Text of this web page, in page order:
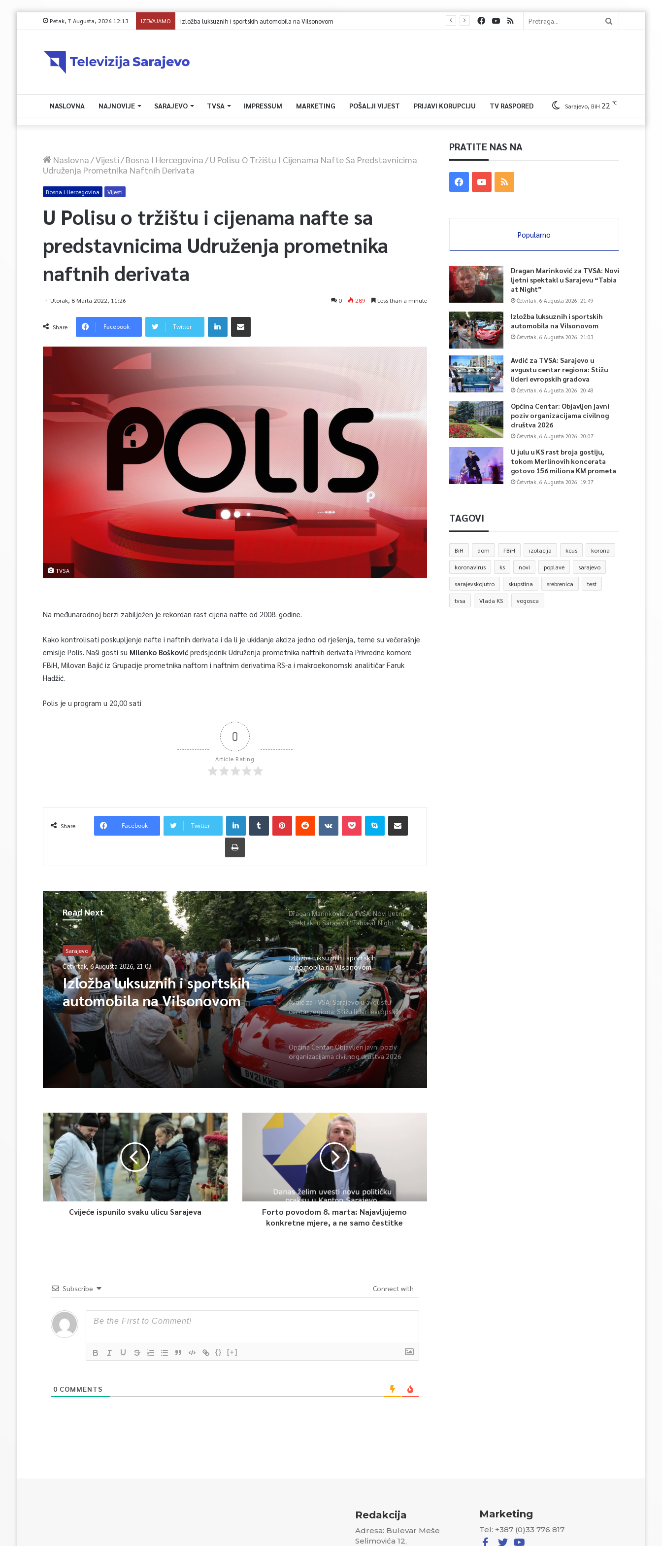
Petak, 7 Augusta, 2026 12:13 IZDVAJAMO Izložba luksuznih i sportskih automobila na Vilsonovom
NASLOVNA NAJNOVIJE SARAJEVO TVSA IMPRESSUM MARKETING POŠALJI VIJEST PRIJAVI KORUPCIJU TV RASPORED Sarajevo, BiH 22 ℃
Naslovna/Vijesti/Bosna I Hercegovina/U Polisu O Tržištu I Cijenama Nafte Sa Predstavnicima
Udruženja Prometnika Naftnih Derivata
Bosna i Hercegovina Vijesti
U Polisu o tržištu i cijenama nafte sa
predstavnicima Udruženja prometnika
naftnih derivata
Utorak, 8 Marta 2022, 11:26 0 289 Less than a minute
Share Facebook Twitter
TVSA
Na međunarodnoj berzi zabilježen je rekordan rast cijena nafte od 2008. godine.
Kako kontrolisati poskupljenje nafte i naftnih derivata i da li je ukidanje akciza jedno od rješenja, teme su večerašnje
emisije Polis. Naši gosti su Milenko Boškovićpredsjednik Udruženja prometnika naftnih derivata Privredne komore
FBiH, Milovan Bajić iz Grupacije prometnika naftom i naftnim derivatima RS-a i makroekonomski analitičar Faruk
Hadžić.
Polis je u program u 20,00 sati
0
Article Rating
Share Facebook Twitter
Read Next
Sarajevo
Četvrtak, 6 Augusta 2026, 21:03
Izložba luksuznih i sportskih
automobila na Vilsonovom
Dragan Marinković za TVSA: Novi ljetni
spektakl u Sarajevu “Tabia at Night”
Izložba luksuznih i sportskih
automobila na Vilsonovom
Avdić za TVSA: Sarajevo u avgustu
centar regiona: Stižu lideri evropskih
gradova
Općina Centar: Objavljen javni poziv
organizacijama civilnog društva 2026
Cvijeće ispunilo svaku ulicu Sarajeva
Forto povodom 8. marta: Najavljujemo
konkretne mjere, a ne samo čestitke
Subscribe Connect with
{} [+]
0 COMMENTS
PRATITE NAS NA
Popularno
Dragan Marinković za TVSA: Novi
ljetni spektakl u Sarajevu “Tabia
at Night”
Četvrtak, 6 Augusta 2026, 21:49
Izložba luksuznih i sportskih
automobila na Vilsonovom
Četvrtak, 6 Augusta 2026, 21:03
Avdić za TVSA: Sarajevo u
avgustu centar regiona: Stižu
lideri evropskih gradova
Četvrtak, 6 Augusta 2026, 20:48
Općina Centar: Objavljen javni
poziv organizacijama civilnog
društva 2026
Četvrtak, 6 Augusta 2026, 20:07
U julu u KS rast broja gostiju,
tokom Merlinovih koncerata
gotovo 156 miliona KM prometa
Četvrtak, 6 Augusta 2026, 19:37
TAGOVI
BiH dom FBiH izolacija kcus korona
koronavirus ks novi poplave sarajevo
sarajevskojutro skupstina srebrenica test
tvsa Vlada KS vogosca
Redakcija
Adresa: Bulevar Meše
Selimovića 12,
Marketing
Tel: +387 (0)33 776 817